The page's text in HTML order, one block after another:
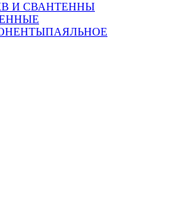
И СВАНТЕННЫ
ПАЯЛЬНОЕ